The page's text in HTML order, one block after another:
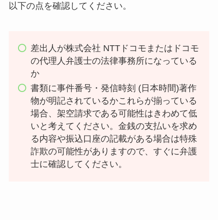
以下の点を確認してください。
差出人が株式会社 NTTドコモまたはドコモ
の代理人弁護士の法律事務所になっている
か
書類に事件番号・発信時刻 (日本時間)著作
物が明記されているかこれらが揃っている
場合、架空請求である可能性はきわめて低
いと考えてください。金銭の支払いを求め
る内容や振込口座の記載がある場合は特殊
詐欺の可能性がありますので、すぐに弁護
士に確認してください。